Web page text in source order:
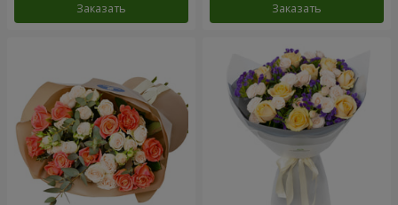
Заказать Заказать